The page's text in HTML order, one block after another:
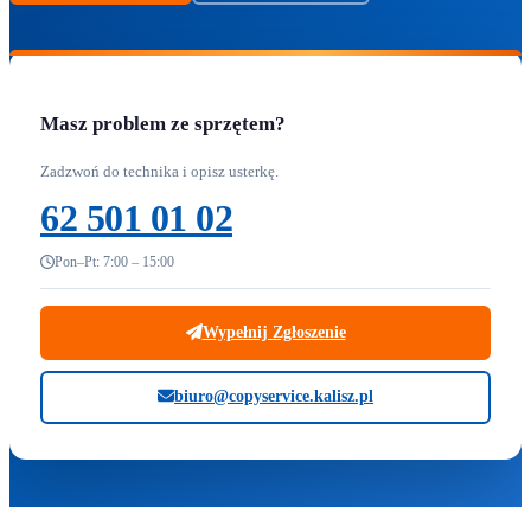
Masz problem ze sprzętem?
Zadzwoń do technika i opisz usterkę.
62 501 01 02
Pon–Pt: 7:00 – 15:00
Wypełnij Zgłoszenie
biuro@copyservice.kalisz.pl